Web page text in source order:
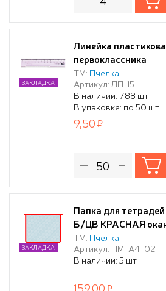
Линейка
первоклассника
ТМ: Пчелка
Артикул: ЛП-15
В наличии: 788 шт
В упаковке: по 50 шт
ЗАКЛАДКА
9,50
Папка для
Б/ЦВ КРАСНАЯ
ТМ: Пчелка
Артикул: ПМ-А4-02
В наличии: 5 шт
ЗАКЛАДКА
159,00